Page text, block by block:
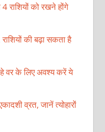
राशियों को रखने होंगे
की बढ़ा सकता है
वर के लिए अवश्य करें ये
व्रत, जानें त्योहारों